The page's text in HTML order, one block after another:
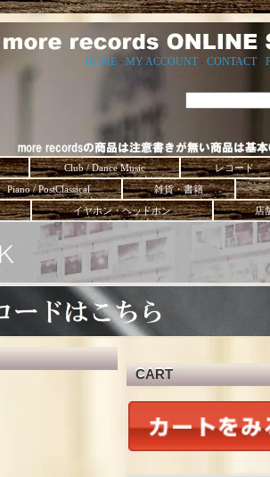
HOME - MY ACCOUNT - CONTACT-
Club / Dance Music
レコード
Piano / PostClassical
雑貨・書籍
イヤホン・ヘッドホン 店
CART